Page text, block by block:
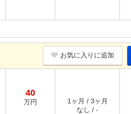
お気に入りに追加
40
万円
1ヶ月 / 3ヶ月
なし / -